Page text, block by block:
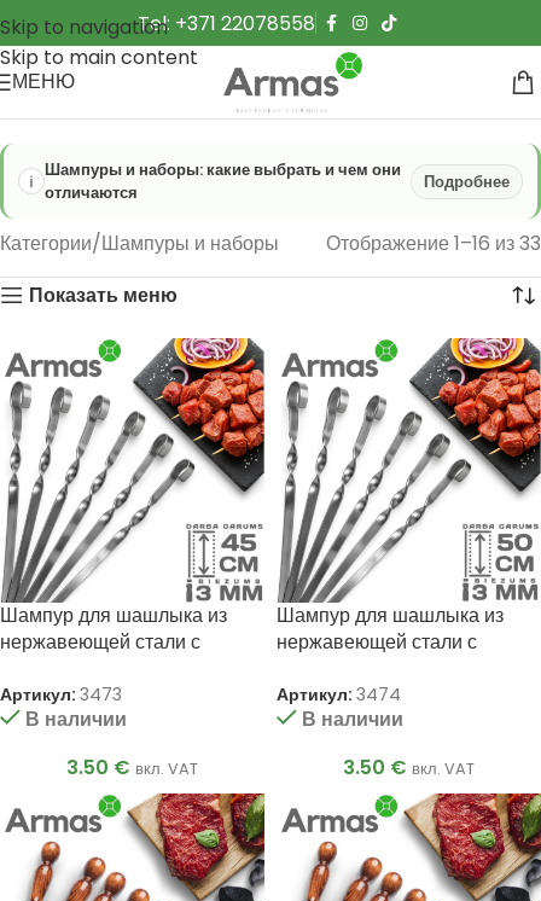
Skip to navigation
Skip to main content
Tel: +371 22078558
МЕНЮ
Шампуры и наборы: какие выбрать и чем они
отличаются
Подробнее
Категории Шампуры и наборы
Отображение 1–16 из 33
Показать меню
Шампур для шашлыка из
нержавеющей стали с
Артикул: 3473
В наличии
3.50 € вкл. VAT
Шампур для шашлыка из
нержавеющей стали с
Артикул: 3474
В наличии
3.50 € вкл. VAT